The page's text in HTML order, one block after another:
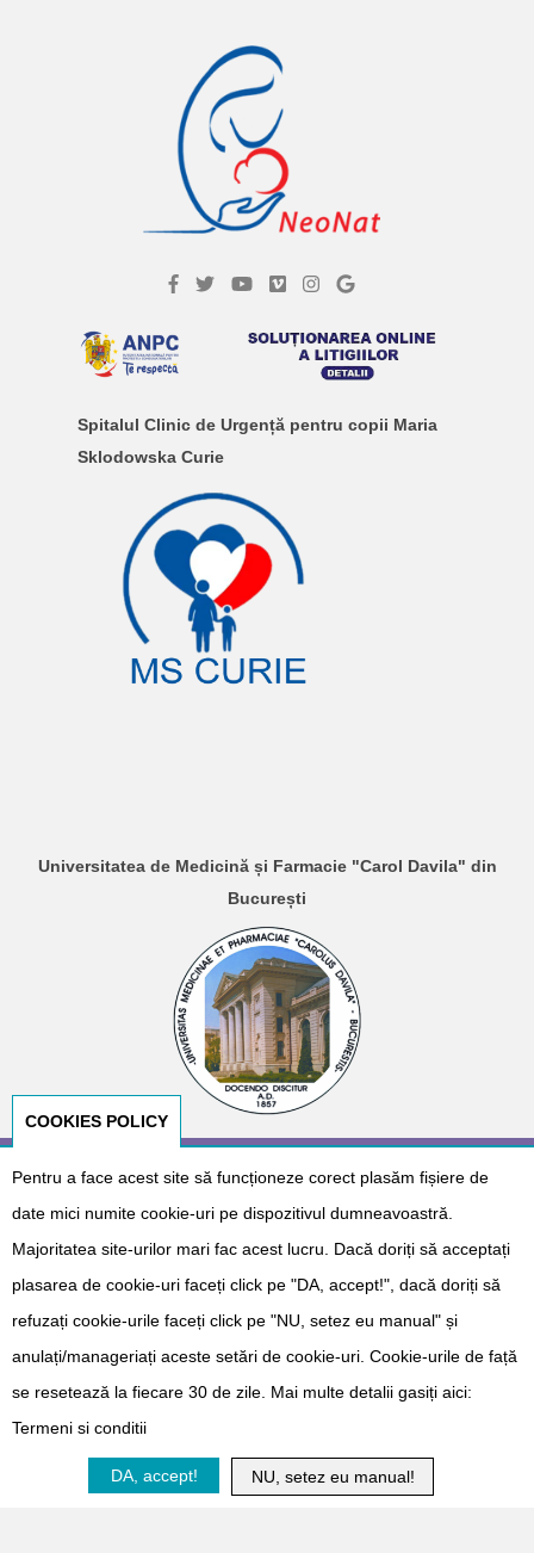
Spitalul Clinic de Urgență pentru copii Maria
Sklodowska Curie
Universitatea de Medicină și Farmacie "Carol Davila" din
București
© Copyright 2026 E-NeoNat. Designed byDr. Cătălin Gabriel
COOKIES POLICY
Pentru a face acest site să funcționeze corect plasăm fișiere de
date mici numite cookie-uri pe dispozitivul dumneavoastră.
Majoritatea site-urilor mari fac acest lucru. Dacă doriți să acceptați
plasarea de cookie-uri faceți click pe "DA, accept!", dacă doriți să
refuzați cookie-urile faceți click pe "NU, setez eu manual" și
anulați/manageriați aceste setări de cookie-uri. Cookie-urile de față
se resetează la fiecare 30 de zile. Mai multe detalii gasiți aici:
Termeni si conditii
DA, accept! NU, setez eu manual!